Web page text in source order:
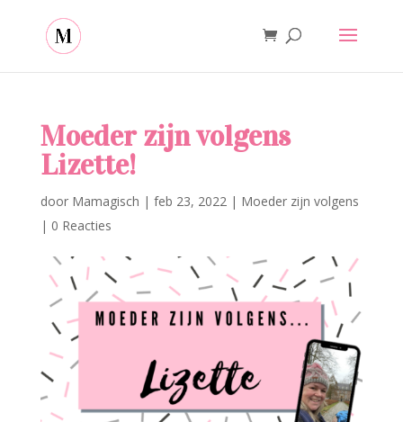
Moeder zijn volgens
Lizette!
door Mamagisch | feb 23, 2022| Moeder zijn volgens
| 0 Reacties